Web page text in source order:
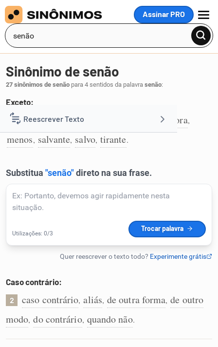
Assinar PRO
MENU
Reescrever Texto
Resumir Texto
Corrigir Texto
Detector de IA
Humanizador de IA
Cata-letras
Conexões
Caça-palavras
Sinônimo de senão
27 sinônimos de senão para 4 sentidos da palavra senão:
Exceto:
1 a não ser,à exceção de exceto fora,
menos, salvante, salvo, tirante.
Caso contrário:
2 caso contrário, aliás, de outra forma, de outro
modo, do contrário, quando não.